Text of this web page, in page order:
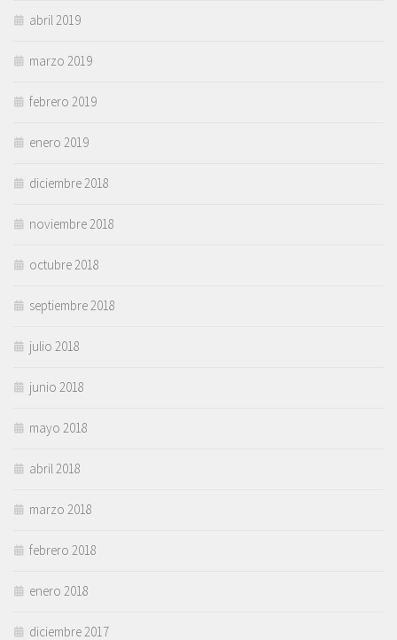
abril 2019
marzo 2019
febrero 2019
enero 2019
diciembre 2018
noviembre 2018
octubre 2018
septiembre 2018
julio 2018
junio 2018
mayo 2018
abril 2018
marzo 2018
febrero 2018
enero 2018
diciembre 2017